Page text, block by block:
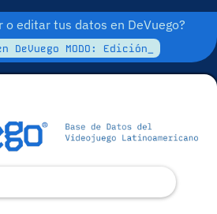
o editar tus datos en DeVuego?
DeVuego MODO: Edición_